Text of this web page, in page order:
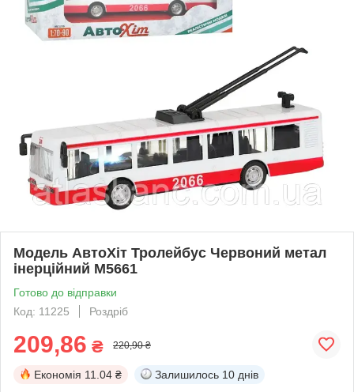
Модель АвтоХіт Тролейбус Червоний метал
інерційний М5661
Готово до відправки
Код: 11225
Роздріб
209,86 ₴ 220,90 ₴
Економія 11.04 ₴ Залишилось 10 днів